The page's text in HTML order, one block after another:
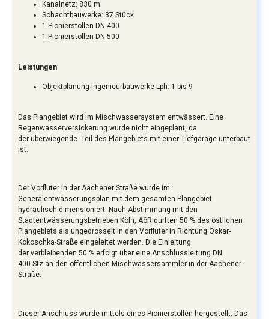
Kanalnetz: 830 m
Schachtbauwerke: 37 Stück
1 Pionierstollen DN 400
1 Pionierstollen DN 500
Leistungen
Objektplanung Ingenieurbauwerke Lph. 1 bis 9
Das Plangebiet wird im Mischwassersystem entwässert. Eine
Regenwasserversickerung wurde nicht eingeplant, da
der überwiegende Teil des Plangebiets mit einer Tiefgarage unterbaut
ist.
Der Vorfluter in der Aachener Straße wurde im
Generalentwässerungsplan mit dem gesamten Plangebiet
hydraulisch dimensioniert. Nach Abstimmung mit den
Stadtentwässerungsbetrieben Köln, AöR durften 50 % des östlichen
Plangebiets als ungedrosselt in den Vorfluter in Richtung Oskar-
Kokoschka-Straße eingeleitet werden. Die Einleitung
der verbleibenden 50 % erfolgt über eine Anschlussleitung DN
400 Stz an den öffentlichen Mischwassersammler in der Aachener
Straße.
Dieser Anschluss wurde mittels eines Pionierstollen hergestellt. Das